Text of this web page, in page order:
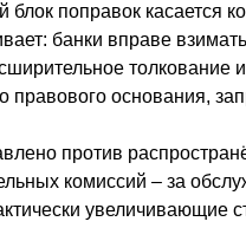
блок поправок касается
банки вправе
толкование
правового основания,
против
комиссий – за
увеличивающие